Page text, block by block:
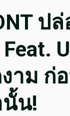
ป
าม ก่
นั้น!